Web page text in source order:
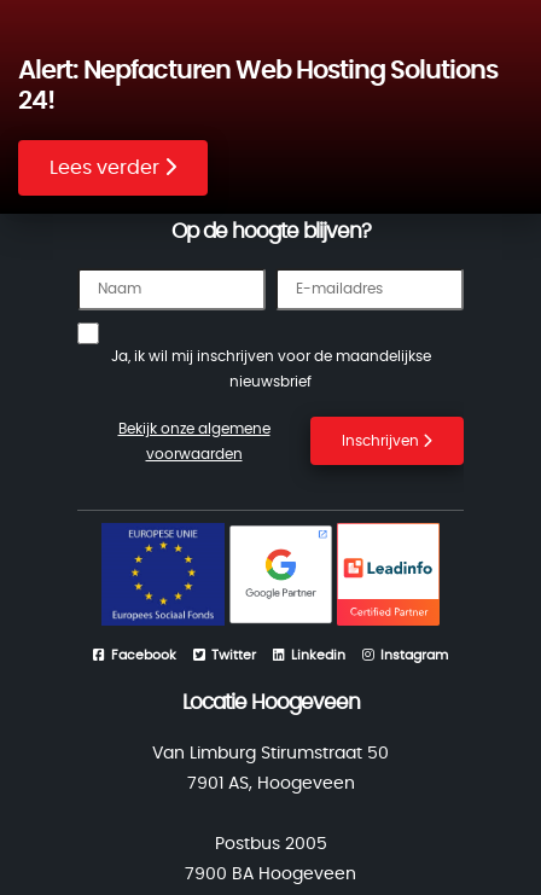
Alert: Nepfacturen Web Hosting Solutions
24!
Lees verder
Op de hoogte blijven?
Ja, ik wil mij inschrijven voor de maandelijkse
nieuwsbrief
Inschrijven
Bekijk onze algemene
voorwaarden
Facebook Twitter Linkedin Instagram
Locatie Hoogeveen
Van Limburg Stirumstraat 50
7901 AS, Hoogeveen
Postbus 2005
7900 BA Hoogeveen